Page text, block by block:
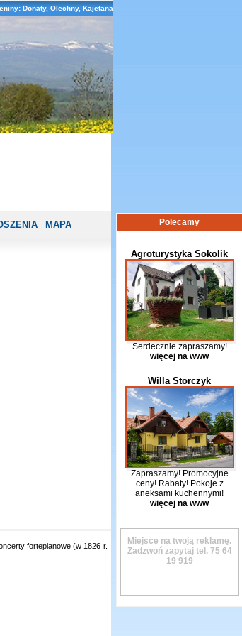
Donaty, Olechny, Kajetana
MAPA
fortepianowe (w 1826 r.
Polecamy
Agroturystyka Sokolik
Serdecznie zapraszamy!
więcej na www
Willa Storczyk
Zapraszamy! Promocyjne
ceny! Rabaty! Pokoje z
aneksami kuchennymi!
więcej na www
Miejsce na twoją reklamę.
Zadzwoń zapytaj tel. 75 64
19 919